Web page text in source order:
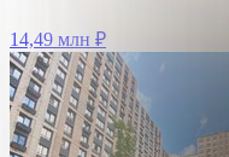
14,49 млн ₽